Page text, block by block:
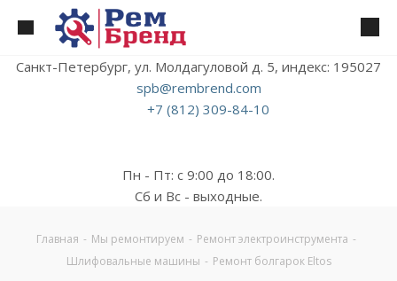
Санкт-Петербург, ул. Молдагуловой д. 5, индекс: 195027
spb@rembrend.com
+7 (812) 309-84-10
Пн - Пт: с 9:00 до 18:00.
Сб и Вс - выходные.
Главная - Мы ремонтируем - Ремонт электроинструмента -
Шлифовальные машины - Ремонт болгарок Eltos